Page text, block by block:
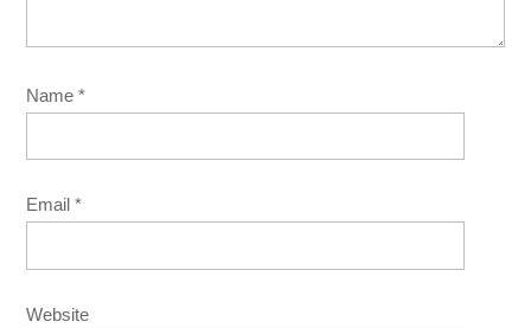
Name*
Email*
Website